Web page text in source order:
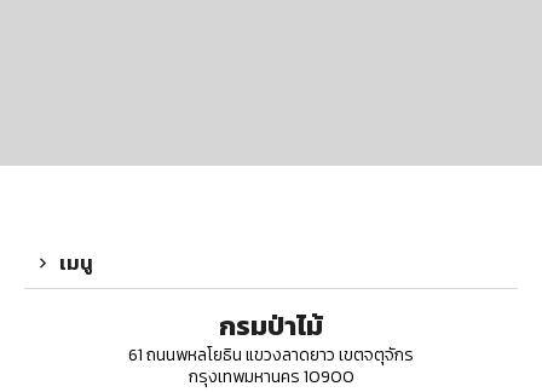
เมนู
กรมป่าไม้
61 ถนนพหลโยธิน แขวงลาดยาว เขตจตุจักร
กรุงเทพมหานคร 10900